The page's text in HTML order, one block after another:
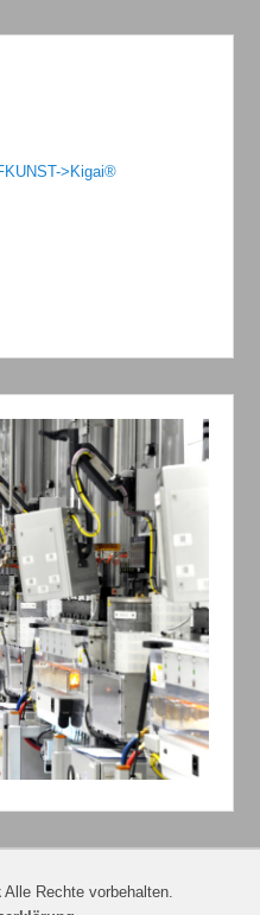
>Kigai®
Alle Rechte vorbehalten.